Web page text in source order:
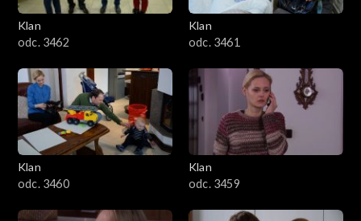
Klan
odc. 3462
Klan
odc. 3461
Klan
odc. 3460
Klan
odc. 3459